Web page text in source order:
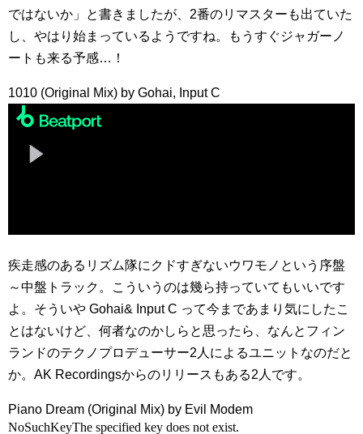
ではないか」と書きましたが、2番のリマスターも出ていた
し、やはり始まっているようですね。もうすぐジャガーノ
ートも来る予感…！
1010 (Original Mix) by Gohai, Input C
疾走感のあるリズム隊にクドすぎないウワモノという序盤
～中盤トラック。こういうのは幾ら持っていてもいいです
よ。そういや Gohai& Input C って今まであまり気にしたこ
とはないけど、何者なのかしらと思ったら、なんとフィン
ランドのテクノプロデューサー2人によるユニットなのだと
か。AK Recordingsからのリリースもある2人です。
Piano Dream (Original Mix) by Evil Modem